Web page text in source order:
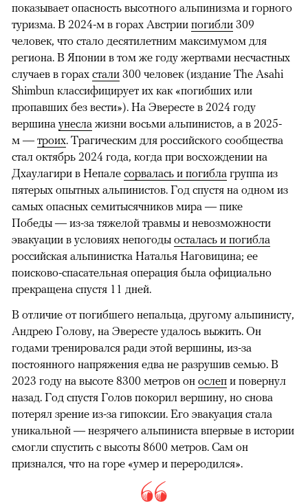
показывает опасность высотного альпинизма и горного
туризма. В 2024-м в горах Австрии погибли 309
человек, что стало десятилетним максимумом для
региона. В Японии в том же году жертвами несчастных
случаев в горах стали 300 человек (издание The Asahi
Shimbun классифицирует их как «погибших или
пропавших без вести»). На Эвересте в 2024 году
вершина унесла жизни восьми альпинистов, а в 2025-
м — троих. Трагическим для российского сообщества
стал октябрь 2024 года, когда при восхождении на
Дхаулагири в Непале сорвалась и погибла группа из
пятерых опытных альпинистов. Год спустя на одном из
самых опасных семитысячников мира — пике
Победы — из-за тяжелой травмы и невозможности
эвакуации в условиях непогоды осталась и погибла
российская альпинистка Наталья Наговицина; ее
поисково-спасательная операция была официально
прекращена спустя 11 дней.
В отличие от погибшего непальца, другому альпинисту,
Андрею Голову, на Эвересте удалось выжить. Он
годами тренировался ради этой вершины, из-за
постоянного напряжения едва не разрушив семью. В
2023 году на высоте 8300 метров он ослеп и повернул
назад. Год спустя Голов покорил вершину, но снова
потерял зрение из-за гипоксии. Его эвакуация стала
уникальной — незрячего альпиниста впервые в истории
смогли спустить с высоты 8600 метров. Сам он
признался, что на горе «умер и переродился».